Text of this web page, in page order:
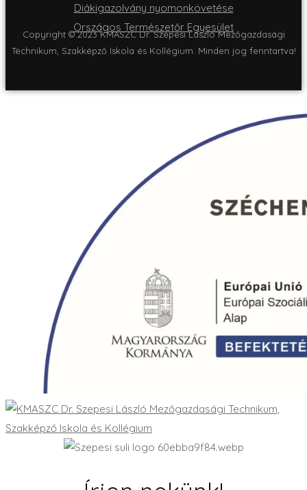
Diákigazolvány nyomonkövetése
Országos Természetőr Egyesület
Copyright © 2023 KMASZC Dr. Szepesi László Mezőgazdasági
Technikum, Szakképző Iskola és Kollégium. Minden jog fenntartva!